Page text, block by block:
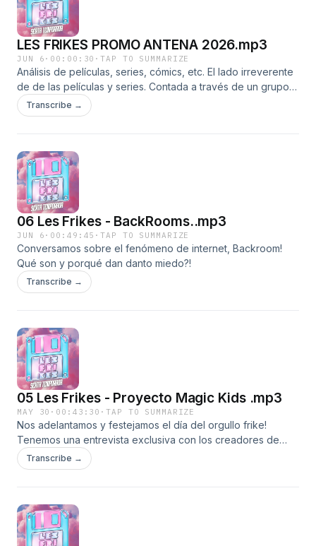
LES FRIKES PROMO ANTENA 2026.mp3
JUN 6 · 00:00:30 ·TAP TO SUMMARIZE
Análisis de películas, series, cómics, etc. El lado irreverente
de de las películas y series. Contada a través de un grupo
de expertos que jamás ejercieron. Noticias y bizarreadas,
para gente que esta todo el tiempo apurada y nunca tiene
Transcribe →
06 Les Frikes - BackRooms..mp3
JUN 6 · 00:49:45 ·TAP TO SUMMARIZE
Conversamos sobre el fenómeno de internet, Backroom!
Qué son y porqué dan danto miedo?!
Transcribe →
05 Les Frikes - Proyecto Magic Kids .mp3
MAY 30 · 00:43:30 ·TAP TO SUMMARIZE
Nos adelantamos y festejamos el día del orgullo frike!
Tenemos una entrevista exclusiva con los creadores de
"Proyecto Magic Kids por un Dia".
Transcribe →